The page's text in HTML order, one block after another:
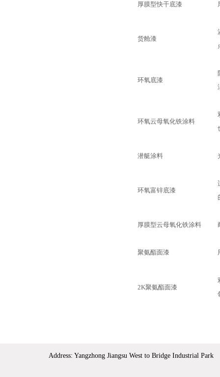
厚膜型快干底漆
货舱漆
环氧底漆
环氧云母氧化铁涂料
潜艇涂料
环氧富锌底漆
厚膜型云母氧化铁涂料
聚氨酯面漆
2K聚氨酯面漆
Address: Yangzhong Jiangsu West to Bridge Industrial